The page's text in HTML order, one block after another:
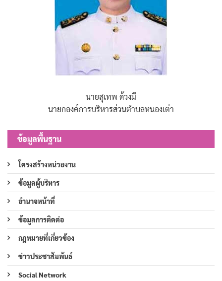
นายสุเทพ ด้วงมี
นายกองค์การบริหารส่วนตำบลหนองเต่า
ข้อมูลพื้นฐาน
โครงสร้างหน่วยงาน
ข้อมูลผู้บริหาร
อำนาจหน้าที่
ข้อมูลการติดต่อ
กฎหมายที่เกี่ยวข้อง
ข่าวประชาสัมพันธ์
Social Network